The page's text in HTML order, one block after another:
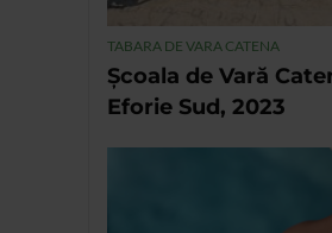
TABARA DE VARA CATENA
Școala de Vară
Eforie Sud, 2023